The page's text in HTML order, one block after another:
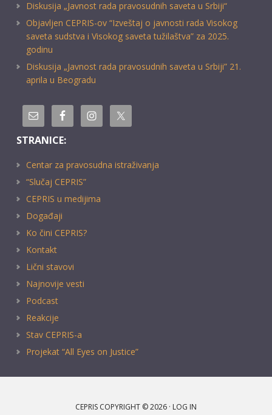
Diskusija „Javnost rada pravosudnih saveta u Srbiji“
Objavljen CEPRIS-ov “Izveštaj o javnosti rada Visokog
saveta sudstva i Visokog saveta tužilaštva” za 2025.
godinu
Diskusija „Javnost rada pravosudnih saveta u Srbiji” 21.
aprila u Beogradu
STRANICE:
Centar za pravosudna istraživanja
“Slučaj CEPRIS”
CEPRIS u medijima
Događaji
Ko čini CEPRIS?
Kontakt
Lični stavovi
Najnovije vesti
Podcast
Reakcije
Stav CEPRIS-a
Projekat “All Eyes on Justice”
CEPRIS COPYRIGHT © 2026 · LOG IN